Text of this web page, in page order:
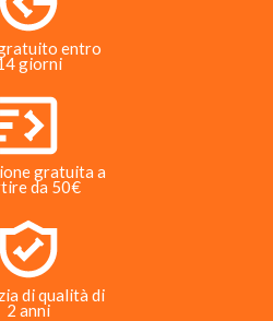
entro
giorni
gratuita a
da 50€
di qualità di
2 anni